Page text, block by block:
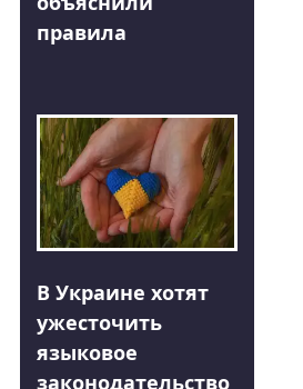
правила
В Украине хотят
ужесточить
языковое
законодательство